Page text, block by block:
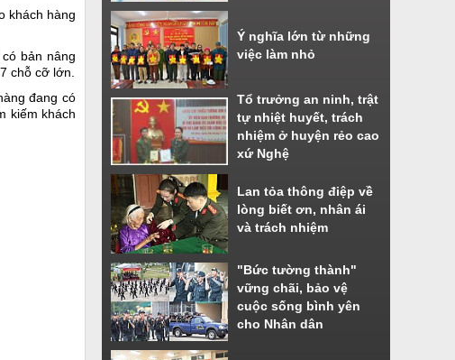
khách hàng
bản nâng
chỗ cỡ lớn.
đang có
kiếm khách
Ý nghĩa lớn từ những
việc làm nhỏ
Tổ trưởng an ninh, trật
tự nhiệt huyết, trách
nhiệm ở huyện rẻo cao
xứ Nghệ
Lan tỏa thông điệp về
lòng biết ơn, nhân ái
và trách nhiệm
"Bức tường thành"
vững chãi, bảo vệ
cuộc sống bình yên
cho Nhân dân